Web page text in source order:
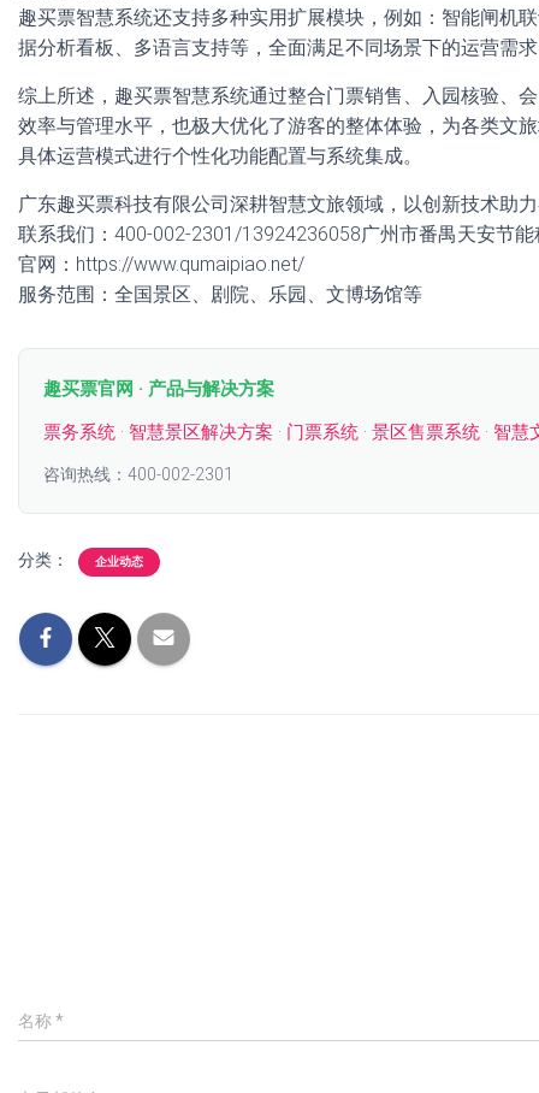
趣买票智慧系统还支持多种实用扩展模块，例如：智能闸机
据分析看板、多语言支持等，全面满足不同场景下的运营需
综上所述，趣买票智慧系统通过整合门票销售、入园核验、
效率与管理水平，也极大优化了游客的整体体验，为各类文
具体运营模式进行个性化功能配置与系统集成。
广东趣买票科技有限公司深耕智慧文旅领域，以创新技术助
联系我们：400-002-2301/13924236058广州市番禺天安节
官网：https://www.qumaipiao.net/
服务范围：全国景区、剧院、乐园、文博场馆等
趣买票官网 · 产品与解决方案
票务系统 · 智慧景区解决方案 · 门票系统 · 景区售票系统 · 智慧
咨询热线：400-002-2301
分类： 企业动态
名称*